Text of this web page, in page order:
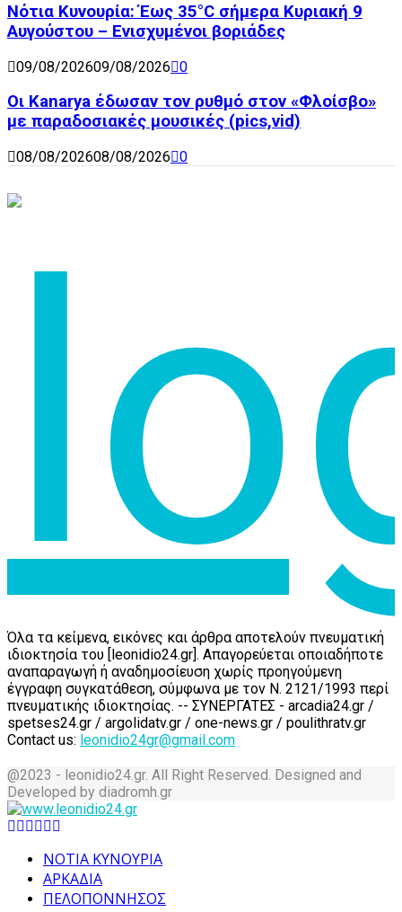
Νότια Κυνουρία: Έως 35°C σήμερα Κυριακή 9
Αυγούστου – Ενισχυμένοι βοριάδες
09/08/202609/08/2026 0
Οι Kanarya έδωσαν τον ρυθμό στον «Φλοίσβο»
με παραδοσιακές μουσικές (pics,vid)
08/08/202608/08/2026 0
Όλα τα κείμενα, εικόνες και άρθρα αποτελούν πνευματική
ιδιοκτησία του [leonidio24.gr]. Απαγορεύεται οποιαδήποτε
αναπαραγωγή ή αναδημοσίευση χωρίς προηγούμενη
έγγραφη συγκατάθεση, σύμφωνα με τον Ν. 2121/1993 περί
πνευματικής ιδιοκτησίας. -- ΣΥΝΕΡΓΑΤΕΣ - arcadia24.gr /
spetses24.gr / argolidatv.gr / one-news.gr / poulithratv.gr
Contact us: leonidio24gr@gmail.com
@2023 - leonidio24.gr. All Right Reserved. Designed and
Developed by diadromh.gr
Facebook
Twitter
Instagram
Pinterest
Tumblr
ΝΟΤΙΑ ΚΥΝΟΥΡΙΑ
ΑΡΚΑΔΙΑ
ΠΕΛΟΠΟΝΝΗΣΟΣ